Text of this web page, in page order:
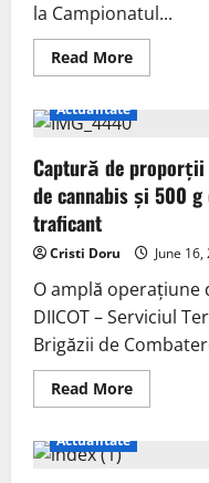
la Campionatul...
Read More
Actualitate
Captură de proporții
de cannabis și 500
traficant
Cristi Doru June 16,
O amplă
DIICOT – Serviciul
Brigăzii de
Read More
Actualitate